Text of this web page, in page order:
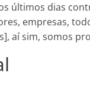
últimos dias
empresas,
aí sim, somos